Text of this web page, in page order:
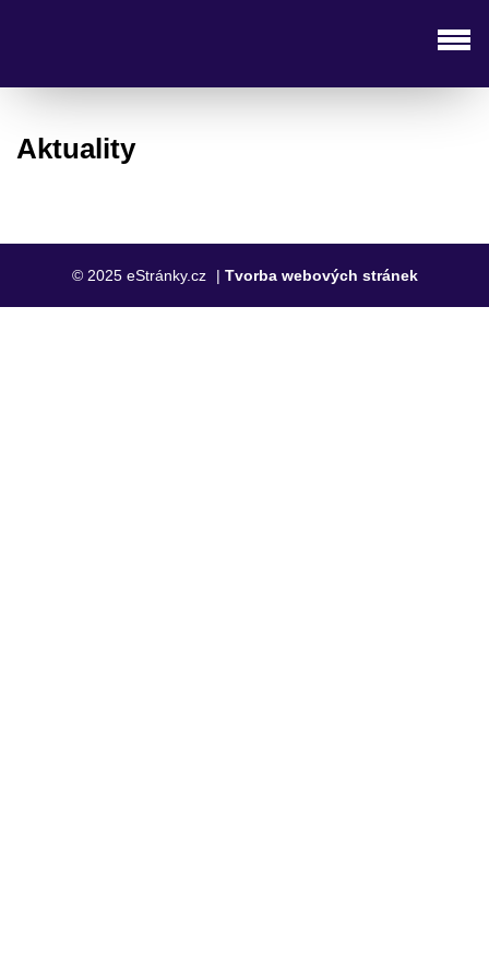
Aktuality
© 2025 eStránky.cz | Tvorba webových stránek